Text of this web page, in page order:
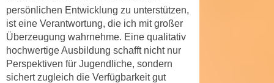
persönlichen Entwicklung zu unterstützen,
ist eine Verantwortung, die ich mit großer
Überzeugung wahrnehme. Eine qualitativ
hochwertige Ausbildung schafft nicht nur
Perspektiven für Jugendliche, sondern
sichert zugleich die Verfügbarkeit gut
a
l
t
e
a
h
r
e
d
u